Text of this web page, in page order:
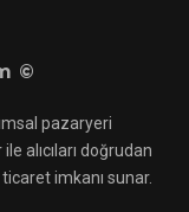
©
pazaryeri
alıcıları doğrudan
imkanı sunar.